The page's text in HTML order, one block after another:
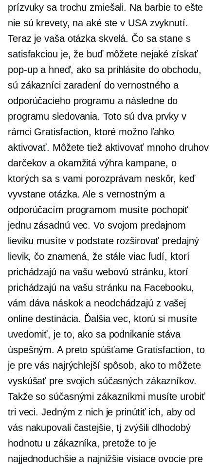
prízvuky sa trochu zmiešali. Na barbie to ešte
nie sú krevety, na aké ste v USA zvyknutí.
Teraz je vaša otázka skvelá. Čo sa stane s
satisfakciou je, že buď môžete nejaké získať
pop-upa hneď, ako sa prihlásite do obchodu,
sú zákazníci zaradení do vernostného a
odporúčacieho programu a následne do
programu sledovania. Toto sú dva prvky v
rámci Gratisfaction, ktoré možno ľahko
aktivovať. Môžete tiež aktivovať mnoho druhov
darčekov a okamžitá výhrakampane, o
ktorých sa s vami porozprávam neskôr, keď
vyvstane otázka. Ale s vernostným a
odporúčacím programom musíte pochopiť
jednu zásadnú vec. Vo svojom predajnom
lieviku musíte v podstate rozširovať predajný
lievik, čo znamená, že stále viac ľudí, ktorí
prichádzajú na vašu webovú stránku, ktorí
prichádzajú na vašu stránku na Facebooku,
vám dáva náskok a neodchádzajú z vašej
online destinácia. Ďalšia vec, ktorú si musíte
uvedomiť, je to, ako sa podnikanie stáva
úspešným. A preto spúšťame Gratisfaction, to
je pre vás najrýchlejší spôsob, ako to môžete
vyskúšať pre svojich súčasných zákazníkov.
Takže so súčasnými zákazníkmi musíte urobiť
tri veci. Jedným z nich je prinútiť ich, aby od
vás nakupovali častejšie, tj zvýšilidlhodobý
hodnotu u zákazníka, pretože to je
najjednoduchšie a najnižšie visiaceovocie pre